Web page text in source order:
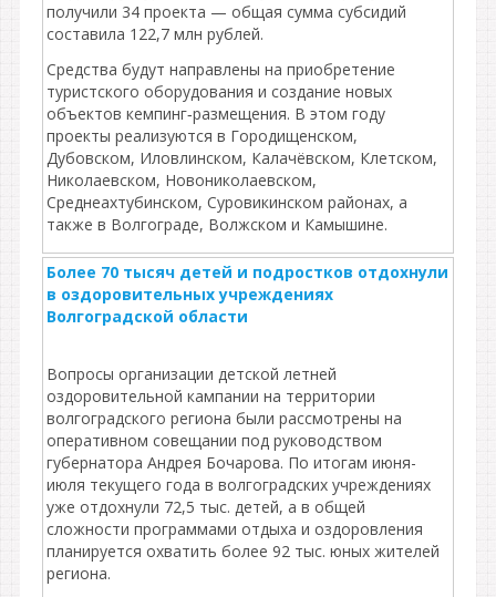
получили 34 проекта — общая сумма субсидий
составила 122,7 млн рублей.
Средства будут направлены на приобретение
туристского оборудования и создание новых
объектов кемпинг‑размещения. В этом году
проекты реализуются в Городищенском,
Дубовском, Иловлинском, Калачёвском, Клетском,
Николаевском, Новониколаевском,
Среднеахтубинском, Суровикинском районах, а
также в Волгограде, Волжском и Камышине.
Более 70 тысяч детей и подростков отдохнули
в оздоровительных учреждениях
Волгоградской области
Вопросы организации детской летней
оздоровительной кампании на территории
волгоградского региона были рассмотрены на
оперативном совещании под руководством
губернатора Андрея Бочарова. По итогам июня-
июля текущего года в волгоградских учреждениях
уже отдохнули 72,5 тыс. детей, а в общей
сложности программами отдыха и оздоровления
планируется охватить более 92 тыс. юных жителей
региона.